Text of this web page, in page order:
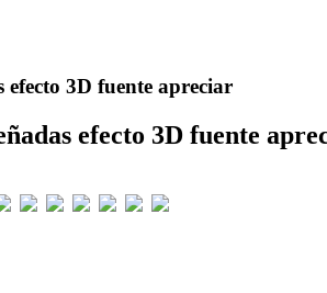
efecto 3D fuente apreciar
efecto 3D fuente